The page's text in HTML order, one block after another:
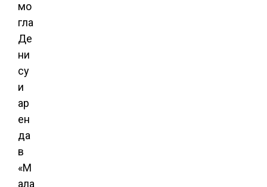
мо
гла
Де
ни
су
и
ар
ен
да
в
«М
ала